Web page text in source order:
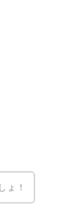
ょ！